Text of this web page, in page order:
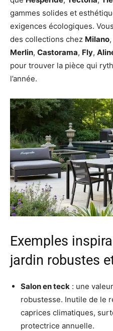
gammes solides et
exigences écologiques.
des collections chez Milano,
Merlin, Castorama, Fly,
pour trouver la pièce qui
l’année.
Exemples
jardin robustes
Salon en teck : une
robustesse. Inutile de le
caprices climatiques,
protectrice annuelle.